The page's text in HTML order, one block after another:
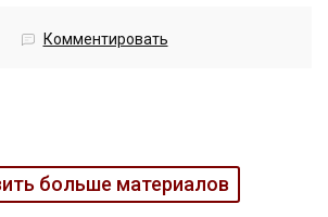
Комментировать
больше материалов